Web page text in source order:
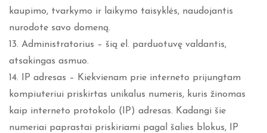
kaupimo, tvarkymo ir laikymo taisyklės, naudojantis
nurodote savo domeną.
13. Administratorius – šią el. parduotuvę valdantis,
atsakingas asmuo.
14. IP adresas – Kiekvienam prie interneto prijungtam
kompiuteriui priskirtas unikalus numeris, kuris žinomas
kaip interneto protokolo (IP) adresas. Kadangi šie
numeriai paprastai priskiriami pagal šalies blokus, IP